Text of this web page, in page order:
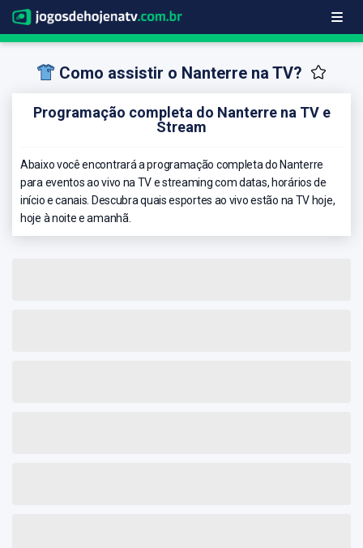
Como assistir o Nanterre na TV?
Programação completa do Nanterre na TV e
Stream
Abaixo você encontrará a programação completa do Nanterre
para eventos ao vivo na TV e streaming com datas, horários de
início e canais. Descubra quais esportes ao vivo estão na TV hoje,
hoje à noite e amanhã.